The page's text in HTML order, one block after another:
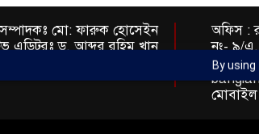
মো: ফারুক হোসেইন
এডিটরঃ ড. আব্দুর রহিম খান
অফিস :
নং- ৯/এ,
ইমেইল
By